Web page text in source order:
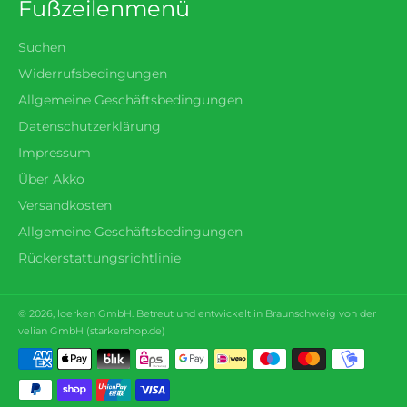
Fußzeilenmenü
Suchen
Widerrufsbedingungen
Allgemeine Geschäftsbedingungen
Datenschutzerklärung
Impressum
Über Akko
Versandkosten
Allgemeine Geschäftsbedingungen
Rückerstattungsrichtlinie
© 2026, loerken GmbH. Betreut und entwickelt in Braunschweig von der
velian GmbH (starkershop.de)
Zahlungsmethoden